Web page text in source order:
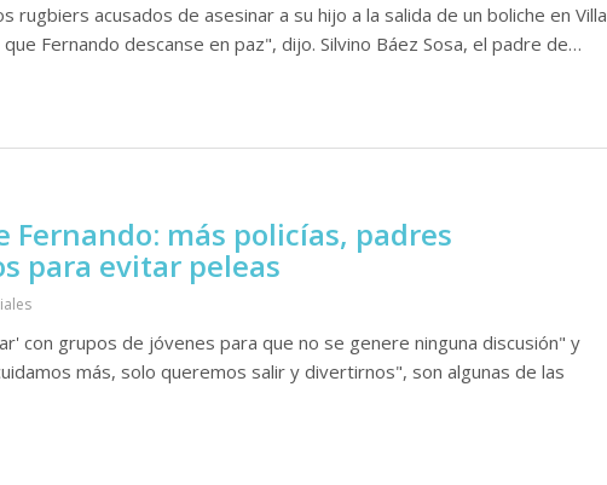
rugbiers acusados de asesinar a su hijo a la salida de un boliche en Villa
Fernando descanse en paz", dijo. Silvino Báez Sosa, el padre de…
Fernando: más policías, padres
para evitar peleas
con grupos de jóvenes para que no se genere ninguna discusión" y
más, solo queremos salir y divertirnos", son algunas de las